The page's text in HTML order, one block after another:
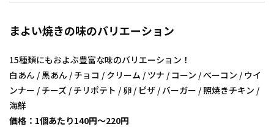
まよい焼きの味のバリエーション
15種類にもおよぶ豊富な味のバリエーション！
白あん / 黒あん / チョコ / クリーム / ツナ / コーン / べーコン / ウイ
ンナー / チーズ / チリポテト / 卵 / ピザ / バーガー / 照焼きチキン /
海鮮
価格：1個あたり140円～220円